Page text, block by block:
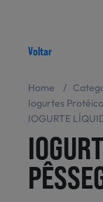
Voltar
Home /
Iogurtes
IOGURTE